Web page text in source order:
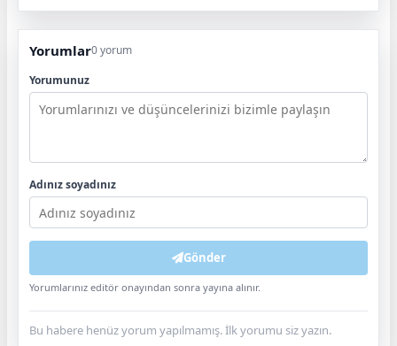
Yorumlar0 yorum
Yorumunuz
Adınız soyadınız
Gönder
Yorumlarınız editör onayından sonra yayına alınır.
Bu habere henüz yorum yapılmamış. İlk yorumu siz yazın.